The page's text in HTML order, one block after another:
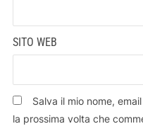
SITO WEB
Salva il mio nome,
la prossima volta che